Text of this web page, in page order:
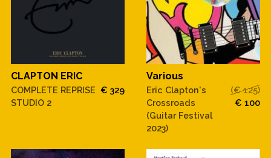
CLAPTON ERIC
COMPLETE REPRISE
STUDIO 2
€ 329
Various
Eric Clapton's
Crossroads
(Guitar Festival
2023)
(€ 125)
€ 100